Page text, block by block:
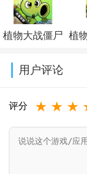
(Subway
Surf)v3.67.0
最
植物大战僵尸
(Plants vs
Zombies Super
植
用户评论
评分 ★ ★ ★